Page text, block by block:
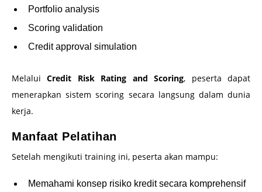
Portfolio analysis
Scoring validation
Credit approval simulation
MelaluiCredit Risk Rating and Scoring, peserta dapat
menerapkan sistem scoring secara langsung dalam dunia
kerja.
Manfaat Pelatihan
Setelah mengikuti training ini, peserta akan mampu:
Memahami konsep risiko kredit secara komprehensif